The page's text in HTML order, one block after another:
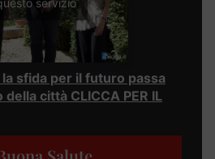
servizio
la sfida per il futuro passa
città CLICCA PER IL